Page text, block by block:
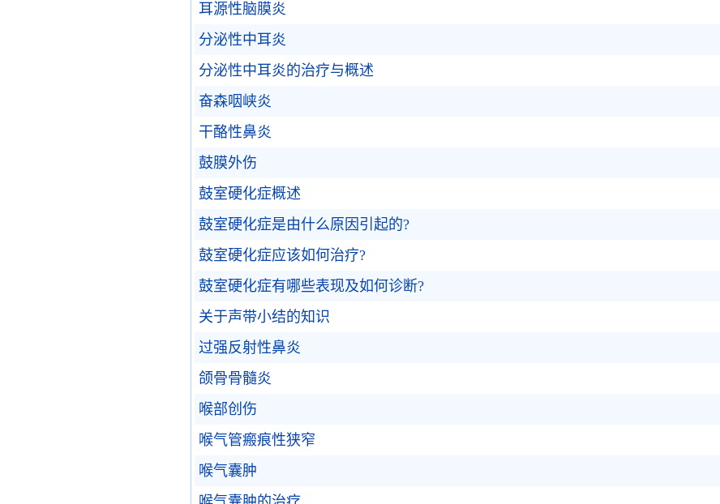
耳源性脑膜炎
分泌性中耳炎
分泌性中耳炎的治疗与概述
奋森咽峡炎
干酪性鼻炎
鼓膜外伤
鼓室硬化症概述
鼓室硬化症是由什么原因引起的?
鼓室硬化症应该如何治疗?
鼓室硬化症有哪些表现及如何诊断?
关于声带小结的知识
过强反射性鼻炎
颌骨骨髓炎
喉部创伤
喉气管瘢痕性狭窄
喉气囊肿